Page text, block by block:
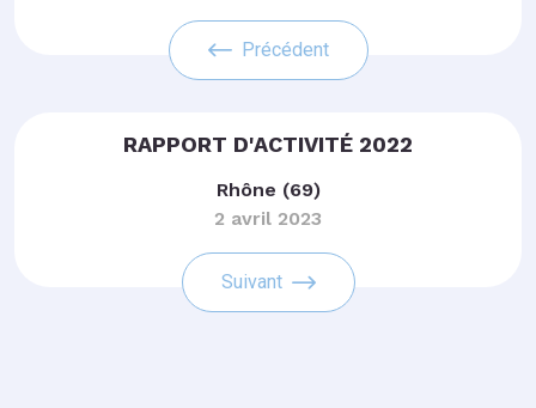
Précédent
RAPPORT D'ACTIVITÉ 2022
Rhône (69)
2 avril 2023
Suivant